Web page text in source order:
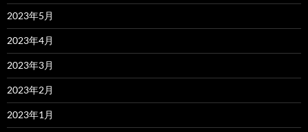
2023年5月
2023年4月
2023年3月
2023年2月
2023年1月